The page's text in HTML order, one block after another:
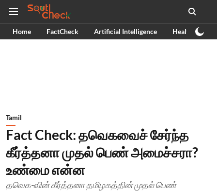
Home FactCheck Artificial Intelligence Health
Tamil
Fact Check: தவெகவைச் சேர்ந்த
கீர்த்தனா முதல் பெண் அமைச்சரா?
உண்மை என்ன
தவெக-வின் கீர்த்தனா தமிழகத்தின் முதல் பெண்